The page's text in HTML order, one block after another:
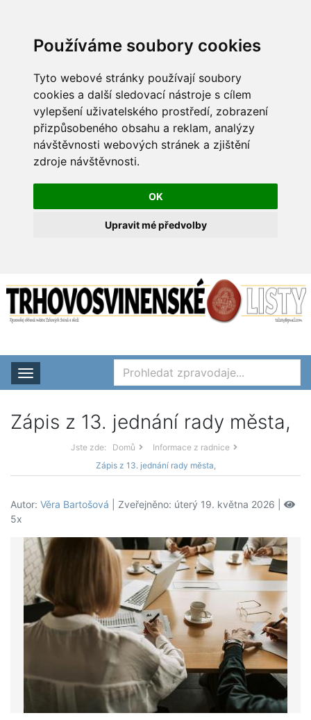
Používáme soubory cookies
Tyto webové stránky používají soubory
cookies a další sledovací nástroje s cílem
vylepšení uživatelského prostředí, zobrazení
přizpůsobeného obsahu a reklam, analýzy
návštěvnosti webových stránek a zjištění
zdroje návštěvnosti.
OK
Upravit mé předvolby
Rozbalit nabídku
Zápis z 13. jednání rady města,
Jste zde: Domů
Informace z radnice
Zápis z 13. jednání rady města,
Autor: Věra Bartošová | Zveřejněno: úterý 19. května 2026 |
5x